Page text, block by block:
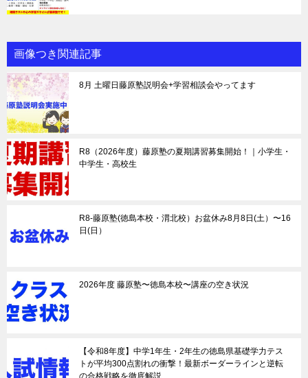
画像つき関連記事
8月 土曜日藤原塾説明会+学習相談会やってます
R8（2026年度）藤原塾の夏期講習募集開始！｜小学生・
中学生・高校生
R8-藤原塾(徳島本校・渭北校）お盆休み8月8日(土）〜16
日(日）
2026年度 藤原塾〜徳島本校〜講座の空き状況
【令和8年度】中学1年生・2年生の徳島県基礎学力テス
トが平均300点割れの衝撃！最新ボーダーラインと逆転
の合格戦略を徹底解説